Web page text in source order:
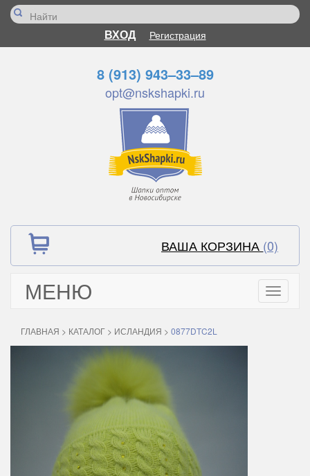
ВХОД Регистрация
8 (913) 943–33–89
opt@nskshapki.ru
ВАША КОРЗИНА (0)
МЕНЮ
Toggle
ГЛАВНАЯ > КАТАЛОГ > ИСЛАНДИЯ > 0877DТC2L